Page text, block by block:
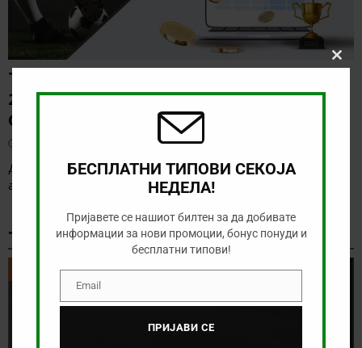
ТИП НА ДЕНОТ (09.08.2026,
20:00) ВОЈВОДИНА – РАДНИК
СУРДУЛИЦА
Денес има солидна понуда за обложување, а ние ќе го
анализираме дуелот од српската Суперлига
ТИКЕТ НА ДЕНОТ
ТИКЕТ НА ДЕНОТ
Close
БЕСПЛАТНИ ТИПОВИ СЕКОЈА
НЕДЕЛА!
Пријавете се нашиот билтен за да добивате
информации за нови промоции, бонус понуди и
бесплатни типови!
EmailEmail
ПРИЈАВИ СЕ